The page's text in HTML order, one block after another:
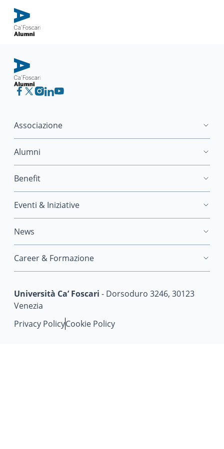
Associazione
Alumni
Benefit
Eventi & Iniziative
News
Career & Formazione
Università Ca’ Foscari - Dorsoduro 3246, 30123
Venezia
Privacy PolicyCookie Policy